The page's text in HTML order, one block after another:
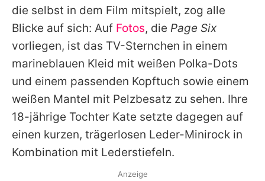
Datenschutzerklärung
Nutzungsbedingungen
Utiq verwalten
die selbst in dem Film mitspielt, zog alle
Blicke auf sich: Auf Fotos, die Page Six
vorliegen, ist das TV-Sternchen in einem
marineblauen Kleid mit weißen Polka-Dots
und einem passenden Kopftuch sowie einem
weißen Mantel mit Pelzbesatz zu sehen. Ihre
18-jährige Tochter Kate setzte dagegen auf
einen kurzen, trägerlosen Leder-Minirock in
Kombination mit Lederstiefeln.
Anzeige